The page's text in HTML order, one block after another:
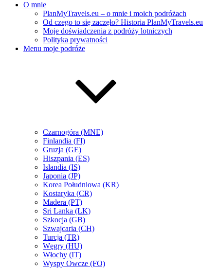
O mnie
PlanMyTravels.eu – o mnie i moich podróżach
Od czego to się zaczęło? Historia PlanMyTravels.eu
Moje doświadczenia z podróży lotniczych
Polityka prywatności
Menu moje podróże
Czarnogóra (MNE)
Finlandia (FI)
Gruzja (GE)
Hiszpania (ES)
Islandia (IS)
Japonia (JP)
Korea Południowa (KR)
Kostaryka (CR)
Madera (PT)
Sri Lanka (LK)
Szkocja (GB)
Szwajcaria (CH)
Turcja (TR)
Węgry (HU)
Włochy (IT)
Wyspy Owcze (FO)